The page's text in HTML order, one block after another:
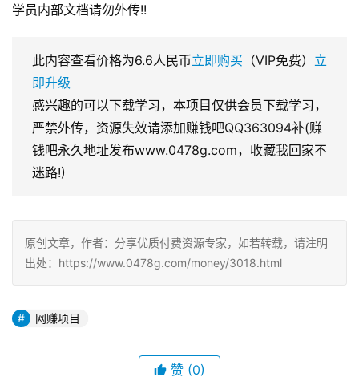
学员内部文档请勿外传!!
此内容查看价格为6.6人民币立即购买 （VIP免费） 立
即升级
感兴趣的可以下载学习，本项目仅供会员下载学习，
严禁外传，资源失效请添加赚钱吧QQ363094补(赚
钱吧永久地址发布www.0478g.com，收藏我回家不
迷路!)
原创文章，作者：分享优质付费资源专家，如若转载，请注明
出处：https://www.0478g.com/money/3018.html
网赚项目
赞 (0)